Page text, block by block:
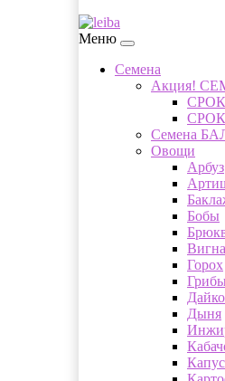
Меню
Семена
Акция!
Семена
Овощи
Арбуз
Бобы
Вигна
Горох
Дыня